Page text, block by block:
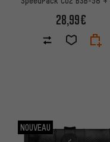
28,99€
NOUVEAU